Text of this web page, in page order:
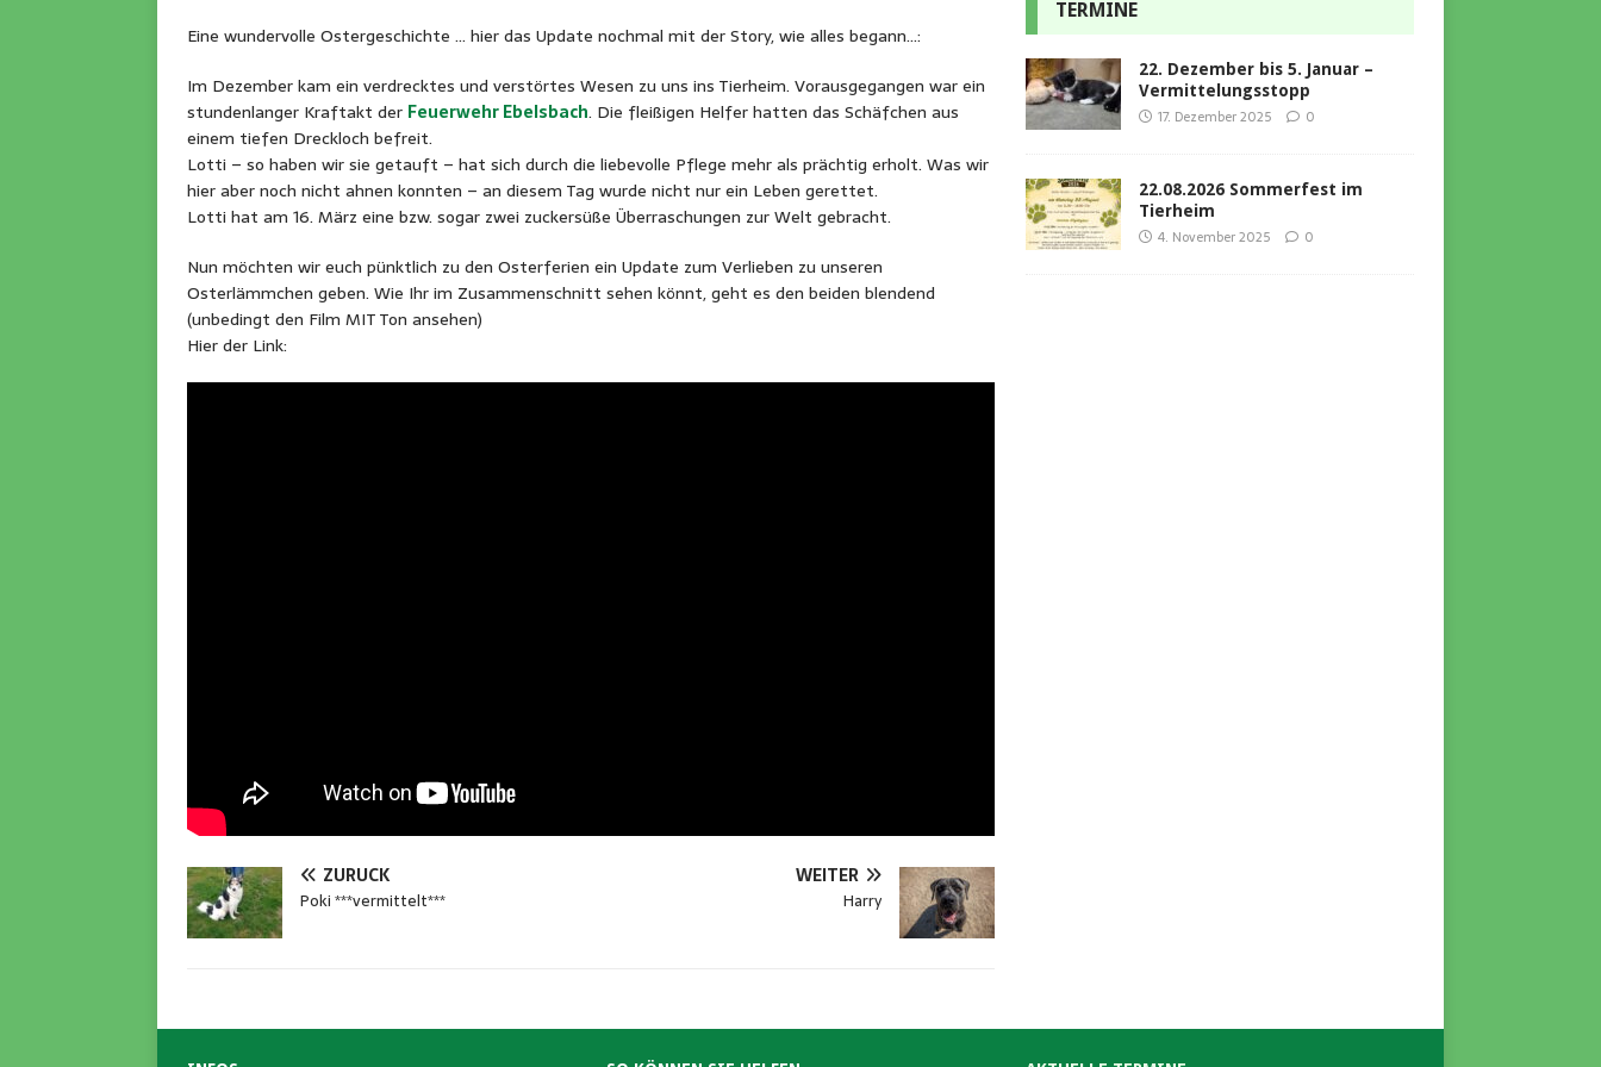
Eine wundervolle Ostergeschichte … hier das Update nochmal mit der Story, wie alles begann…:
Im Dezember kam ein verdrecktes und verstörtes Wesen zu uns ins Tierheim. Vorausgegangen war ein
stundenlanger Kraftakt der Feuerwehr Ebelsbach. Die fleißigen Helfer hatten das Schäfchen aus
einem tiefen Dreckloch befreit.
Lotti – so haben wir sie getauft – hat sich durch die liebevolle Pflege mehr als prächtig erholt. Was wir
hier aber noch nicht ahnen konnten – an diesem Tag wurde nicht nur ein Leben gerettet.
Lotti hat am 16. März eine bzw. sogar zwei zuckersüße Überraschungen zur Welt gebracht.
Nun möchten wir euch pünktlich zu den Osterferien ein Update zum Verlieben zu unseren
Osterlämmchen geben. Wie Ihr im Zusammenschnitt sehen könnt, geht es den beiden blendend
(unbedingt den Film MIT Ton ansehen)
Hier der Link:
ZURÜCK
Poki ***vermittelt***
WEITER
Harry
TERMINE
22. Dezember bis 5. Januar –
Vermittelungsstopp
17. Dezember 2025 0
22.08.2026 Sommerfest im
Tierheim
4. November 2025 0